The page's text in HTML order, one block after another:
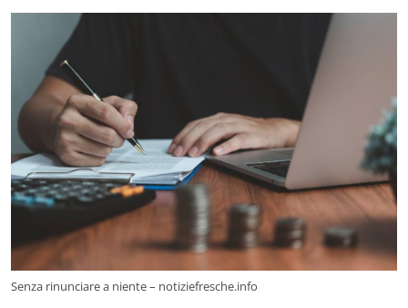
Senza rinunciare a niente – notiziefresche.info